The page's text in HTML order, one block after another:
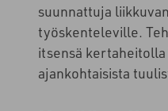
suunnattuja
työskenteleville.
itsensä kertaheitolla
ajankohtaisista